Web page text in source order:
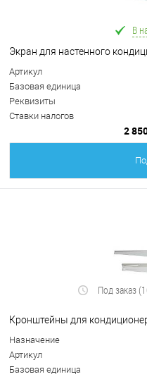
В
Экран для настенного
Артикул
Базовая единица
Реквизиты
Ставки налогов
2
Под заказ
Кронштейны для
Назначение
Артикул
Базовая единица